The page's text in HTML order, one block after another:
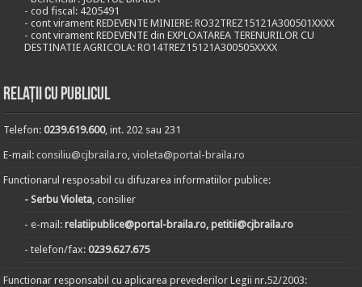
- cod fiscal: 4205491
- cont virament REDEVENTE MINIERE: RO32TREZ15121A300501XXXX
- cont virament REDEVENTE din EXPLOATAREA TERENURILOR CU
DESTINATIE AGRICOLA: RO14TREZ15121A300505XXXX
Relații cu publicul
Telefon:0239.619.600, int. 202 sau 231
E-mail:consiliu@cjbraila.ro,violeta@portal-braila.ro
Functionarul resposabil cu difuzarea informatiilor publice:
- Serbu Violeta, consilier
- e-mail:relatiipublice@portal-braila.ro, petitii@cjbraila.ro
- telefon/fax:0239.627.675
Functionar responsabil cu aplicarea prevederilor Legii nr.52/2003: